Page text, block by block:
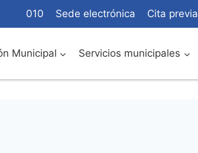
010 Sede electrónica Cita previa
Municipal Servicios municipales